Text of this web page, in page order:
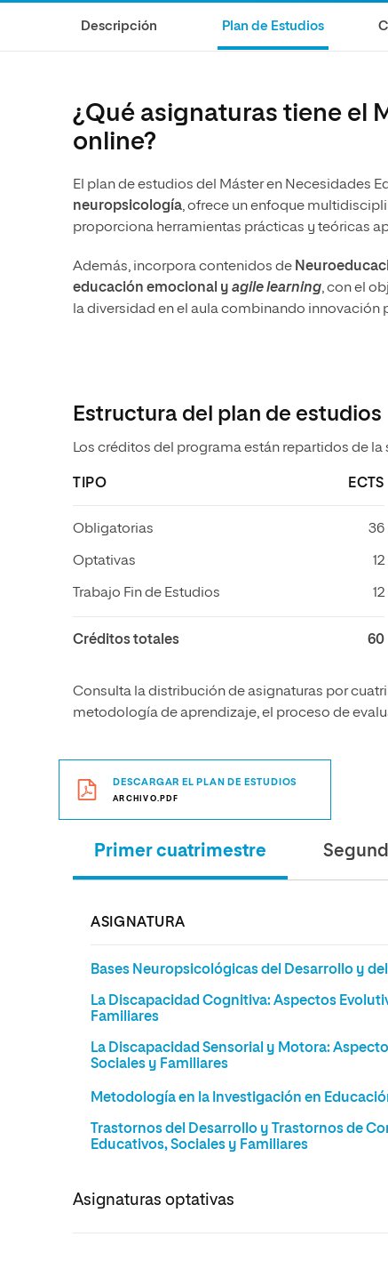
Humanidades
Música
Descripción Plan de Estudios
¿Qué asignaturas tiene el
online?
El plan de estudios del Máster en Necesidades
neuropsicología, ofrece un enfoque
proporciona herramientas prácticas y teóricas
Además, incorpora contenidos de
educación emocional y agile learning, con el
la diversidad en el aula combinando
Estructura del plan de estudios
Los créditos del programa están repartidos de la
TIPO ECTS
Obligatorias 36
Optativas 12
Trabajo Fin de Estudios 12
Créditos totales 60
Consulta la distribución de asignaturas por
metodología de aprendizaje, el proceso de
DESCARGAR EL PLAN DE ESTUDIOS
ARCHIVO.PDF
Primer cuatrimestre
ASIGNATURA
Bases Neuropsicológicas del Desarrollo y
La Discapacidad Cognitiva: Aspectos
Familiares
La Discapacidad Sensorial y Motora:
Sociales y Familiares
Metodología en la Investigación en
Trastornos del Desarrollo y Trastornos de
Educativos, Sociales y Familiares
Asignaturas optativas